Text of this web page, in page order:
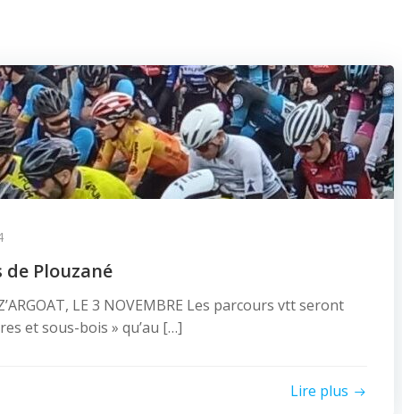
de Plouzané
LE 3 NOVEMBRE Les parcours vtt seront
et sous-bois » qu’au […]
Lire plus